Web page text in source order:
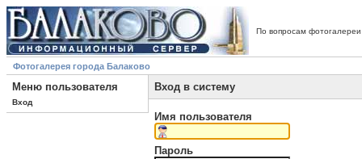
По вопросам
Фотогалерея города Балаково
Меню пользователя
Вход
Вход в систему
Имя пользователя
Пароль